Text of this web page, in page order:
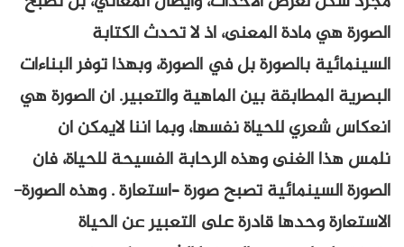
الصورة هي مادة المعنى، اذ لا تحدث الكتابة
السينمائية بالصورة بل في الصورة، وبهذا توفر البناءات
البصرية المطابقة بين الماهية والتعبير. ان الصورة هي
انعكاس شعري للحياة نفسها، وبما اننا لايمكن ان
نلمس هذا الغنى وهذه الرحابة الفسيحة للحياة، فان
الصورة السينمائية تصبح صورة –استعارة . وهذه الصورة-
الاستعارة وحدها قادرة على التعبير عن الحياة